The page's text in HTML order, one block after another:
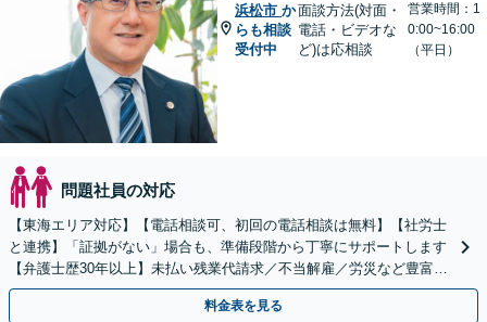
浜松市 か
らも相談
受付中
面談方法(対面・
電話・ビデオな
ど)は応相談
営業時間：1
0:00~16:00
（平日）
問題社員の対応
【東海エリア対応】【電話相談可、初回の電話相談は無料】【社労士
と連携】「証拠がない」場合も、準備段階から丁寧にサポートします
【弁護士歴30年以上】未払い残業代請求／不当解雇／労災など豊富な
実績あり！労使双方の対応可能です【夜間休日対応】
料金表を見る